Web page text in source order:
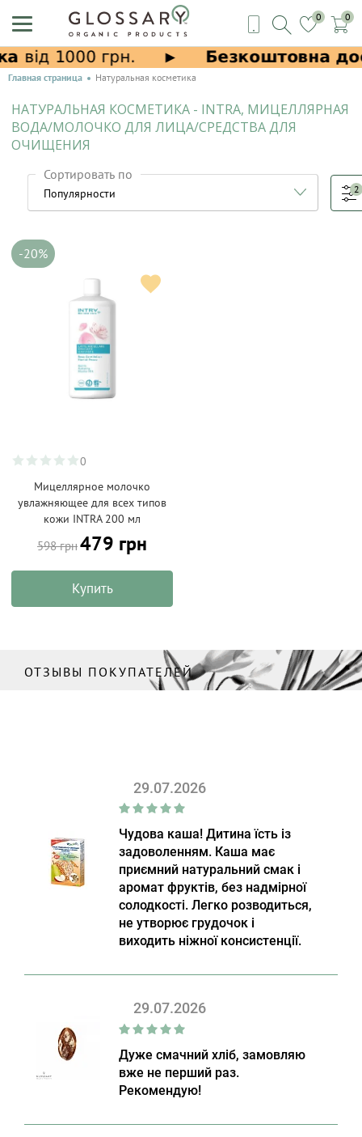
0 0
Главная страница Натуральная косметика
НАТУРАЛЬНАЯ КОСМЕТИКА - INTRA, МИЦЕЛЛЯРНАЯ
ВОДА/МОЛОЧКО ДЛЯ ЛИЦА/СРЕДСТВА ДЛЯ
ОЧИЩЕНИЯ
Сортировать по
2
-20%
0
Мицеллярное молочко
увлажняющее для всех типов
кожи INTRA 200 мл
598 грн479 грн
Купить
ОТЗЫВЫ ПОКУПАТЕЛЕЙ
29.07.2026
Чудова каша! Дитина їсть із
задоволенням. Каша має
приємний натуральний смак і
аромат фруктів, без надмірної
солодкості. Легко розводиться,
не утворює грудочок і
виходить ніжної консистенції.
29.07.2026
Дуже смачний хліб, замовляю
вже не перший раз.
Рекомендую!